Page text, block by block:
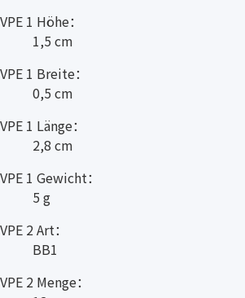
VPE 1 Höhe：
1,5 cm
VPE 1 Breite：
0,5 cm
VPE 1 Länge：
2,8 cm
VPE 1 Gewicht：
5 g
VPE 2 Art：
BB1
VPE 2 Menge：